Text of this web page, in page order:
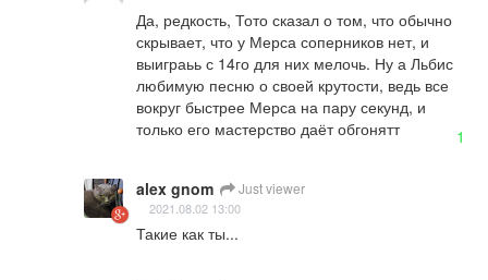
Да, редкость, Тото сказал о том, что обычно
скрывает, что у Мерса соперников нет, и
выиграьь с 14го для них мелочь. Ну а Льбис
любимую песню о своей крутости, ведь все
вокруг быстрее Мерса на пару секунд, и
только его мастерство даёт обгонятт
1
alex gnom Just viewer
2021.08.02 13:00
Такие как ты...